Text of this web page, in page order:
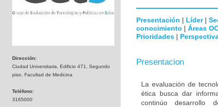
Dirección:
Ciudad Universitaria, Edificio 471, Segundo
piso, Facultad de Medicina
Teléfono:
3165000
Presentación | Líder|
conocimiento | Áreas
Prioridades |
Presentacion
La evaluación de
ética busca dar
continúo desarrollo